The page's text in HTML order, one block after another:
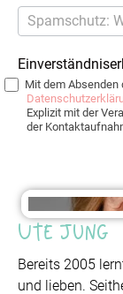
Mit dem
Explizit mit der
der
Ute Jung
Bereits 2005
und lieben.